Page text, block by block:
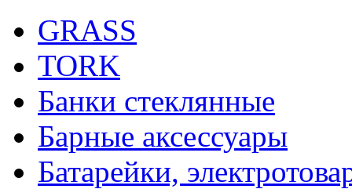
GRASS
TORK
Банки стеклянные
Барные аксессуары
Батарейки,